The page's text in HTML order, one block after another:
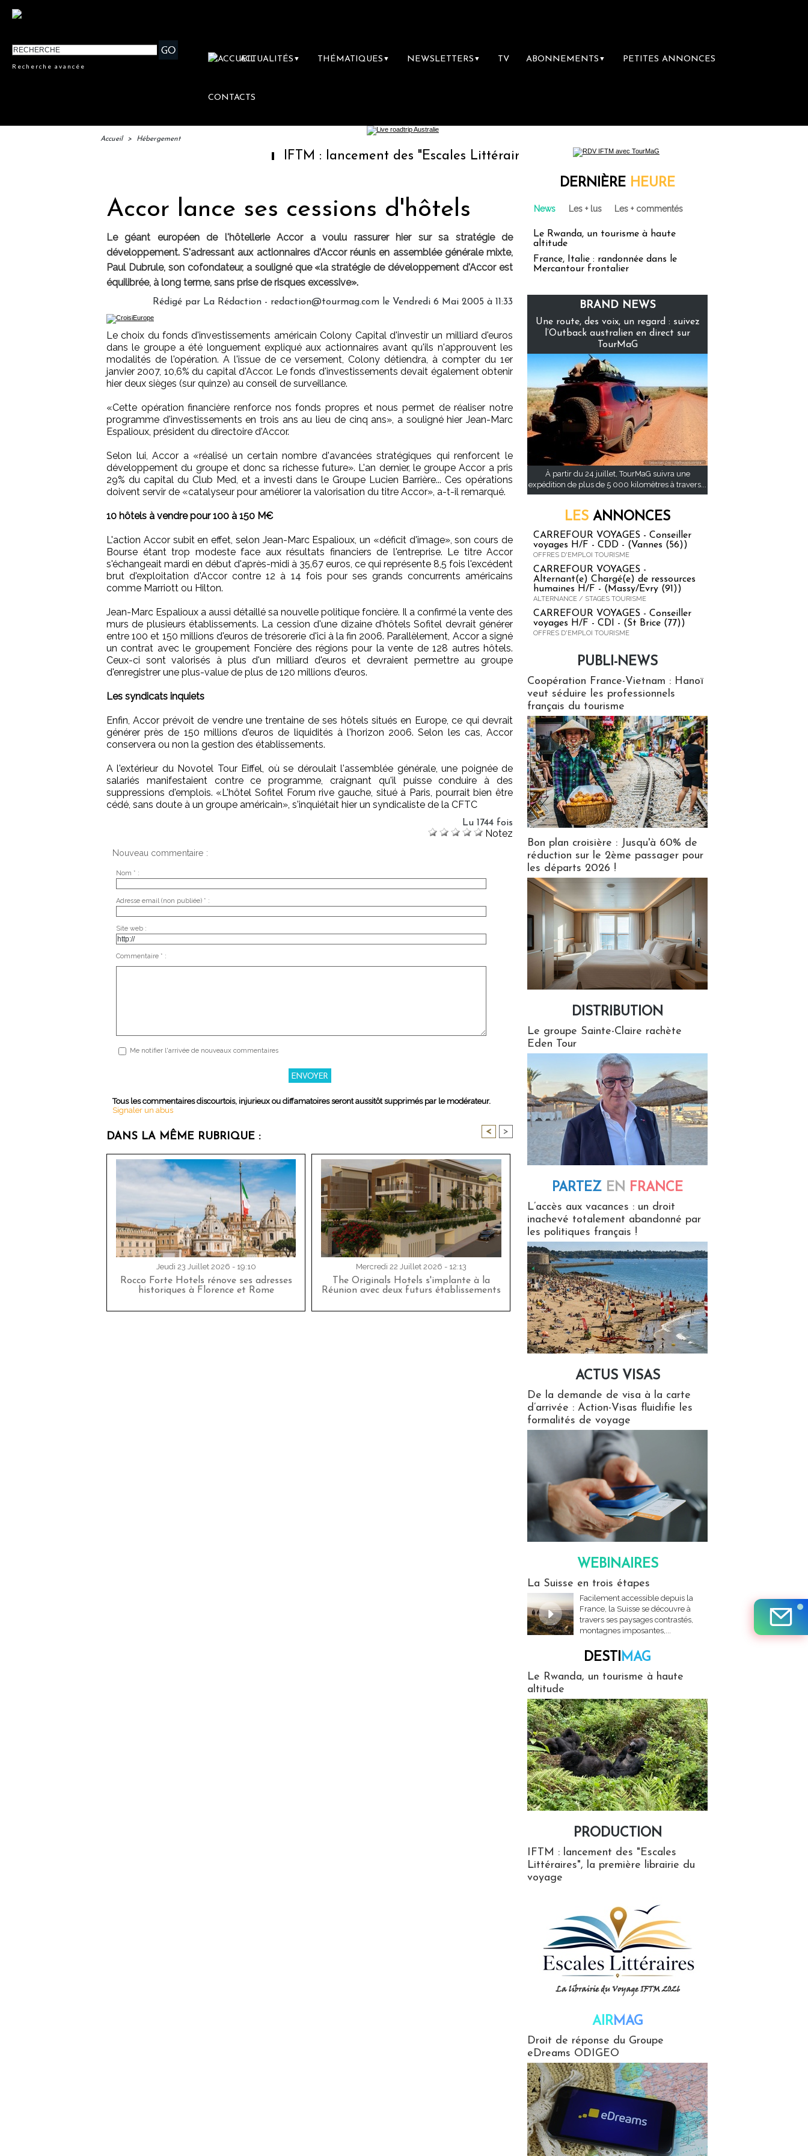
Recherche avancée
ACTUALITÉS ▼ THÉMATIQUES ▼ NEWSLETTERS ▼ TV ABONNEMENTS ▼ PETITES ANNONCES
CONTACTS
Accueil > Hébergement
IFTM : lancement des "Escales Littéraires", la première librairie du voyage
Accor lance ses cessions d'hôtels
Le géant européen de l'hôtellerie Accor a voulu rassurer hier sur sa stratégie de
développement. S'adressant aux actionnaires d'Accor réunis en assemblée générale mixte,
Paul Dubrule, son cofondateur, a souligné que «la stratégie de développement d'Accor est
équilibrée, à long terme, sans prise de risques excessive».
Rédigé par La Rédaction - redaction@tourmag.com le Vendredi 6 Mai 2005 à 11:33
Le choix du fonds d'investissements américain Colony Capital d'investir un milliard d'euros
dans le groupe a été longuement expliqué aux actionnaires avant qu'ils n'approuvent les
modalités de l'opération. A l'issue de ce versement, Colony détiendra, à compter du 1er
janvier 2007, 10,6% du capital d'Accor. Le fonds d'investissements devait également obtenir
hier deux sièges (sur quinze) au conseil de surveillance.
«Cette opération financière renforce nos fonds propres et nous permet de réaliser notre
programme d'investissements en trois ans au lieu de cinq ans», a souligné hier Jean-Marc
Espalioux, président du directoire d'Accor.
Selon lui, Accor a «réalisé un certain nombre d'avancées stratégiques qui renforcent le
développement du groupe et donc sa richesse future». L'an dernier, le groupe Accor a pris
29% du capital du Club Med, et a investi dans le Groupe Lucien Barrière... Ces opérations
doivent servir de «catalyseur pour améliorer la valorisation du titre Accor», a-t-il remarqué.
10 hôtels à vendre pour 100 à 150 M€
L'action Accor subit en effet, selon Jean-Marc Espalioux, un «déficit d'image», son cours de
Bourse étant trop modeste face aux résultats financiers de l'entreprise. Le titre Accor
s'échangeait mardi en début d'après-midi à 35,67 euros, ce qui représente 8,5 fois l'excédent
brut d'exploitation d'Accor contre 12 à 14 fois pour ses grands concurrents américains
comme Marriott ou Hilton.
Jean-Marc Espalioux a aussi détaillé sa nouvelle politique foncière. Il a confirmé la vente des
murs de plusieurs établissements. La cession d'une dizaine d'hôtels Sofitel devrait générer
entre 100 et 150 millions d'euros de trésorerie d'ici à la fin 2006. Parallèlement, Accor a signé
un contrat avec le groupement Foncière des régions pour la vente de 128 autres hôtels.
Ceux-ci sont valorisés à plus d'un milliard d'euros et devraient permettre au groupe
d'enregistrer une plus-value de plus de 120 millions d'euros.
Les syndicats inquiets
Enfin, Accor prévoit de vendre une trentaine de ses hôtels situés en Europe, ce qui devrait
générer près de 150 millions d'euros de liquidités à l'horizon 2006. Selon les cas, Accor
conservera ou non la gestion des établissements.
A l'extérieur du Novotel Tour Eiffel, où se déroulait l'assemblée générale, une poignée de
salariés manifestaient contre ce programme, craignant qu'il puisse conduire à des
suppressions d'emplois. «L'hôtel Sofitel Forum rive gauche, situé à Paris, pourrait bien être
cédé, sans doute à un groupe américain», s'inquiétait hier un syndicaliste de la CFTC
Lu 1744 fois
Notez
Nouveau commentaire :
Nom * :
Adresse email (non publiée) * :
Site web :
Commentaire * :
Me notifier l'arrivée de nouveaux commentaires
Tous les commentaires discourtois, injurieux ou diffamatoires seront aussitôt supprimés par le modérateur.
Signaler un abus
DANS LA MÊME RUBRIQUE : < >
Jeudi 23 Juillet 2026 - 19:10
Rocco Forte Hotels rénove ses adresses
historiques à Florence et Rome
Mercredi 22 Juillet 2026 - 12:13
The Originals Hotels s'implante à la
Réunion avec deux futurs établissements
DERNIÈRE HEURE
News Les + lus Les + commentés
Le Rwanda, un tourisme à haute
altitude
France, Italie : randonnée dans le
Mercantour frontalier
BRAND NEWS
Une route, des voix, un regard : suivez
l’Outback australien en direct sur
TourMaG
À partir du 24 juillet, TourMaG suivra une
expédition de plus de 5 000 kilomètres à travers...
LES ANNONCES
CARREFOUR VOYAGES - Conseiller
voyages H/F - CDD - (Vannes (56))
OFFRES D'EMPLOI TOURISME
CARREFOUR VOYAGES -
Alternant(e) Chargé(e) de ressources
humaines H/F - (Massy/Evry (91))
ALTERNANCE / STAGES TOURISME
CARREFOUR VOYAGES - Conseiller
voyages H/F - CDI - (St Brice (77))
OFFRES D'EMPLOI TOURISME
PUBLI-NEWS
Coopération France-Vietnam : Hanoï
veut séduire les professionnels
français du tourisme
Bon plan croisière : Jusqu'à 60% de
réduction sur le 2ème passager pour
les départs 2026 !
DISTRIBUTION
Le groupe Sainte-Claire rachète
Eden Tour
PARTEZ EN FRANCE
L’accès aux vacances : un droit
inachevé totalement abandonné par
les politiques français !
ACTUS VISAS
De la demande de visa à la carte
d’arrivée : Action-Visas fluidifie les
formalités de voyage
WEBINAIRES
La Suisse en trois étapes
Facilement accessible depuis la
France, la Suisse se découvre à
travers ses paysages contrastés,
montagnes imposantes,...
DESTIMAG
Le Rwanda, un tourisme à haute
altitude
PRODUCTION
IFTM : lancement des "Escales
Littéraires", la première librairie du
voyage
AIRMAG
Droit de réponse du Groupe
eDreams ODIGEO